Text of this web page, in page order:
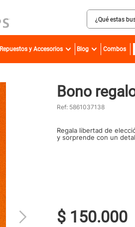
¿Qué estas buscando?
Repuestos y Accesorios Blog Combos
Bono
Ref: 5861037138
Regala libertad de
y sorprende con un
$ 150.000